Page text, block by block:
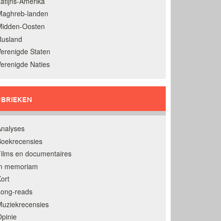
landen
Oosten
Staten
Naties
en documentaires
memoriam
reads